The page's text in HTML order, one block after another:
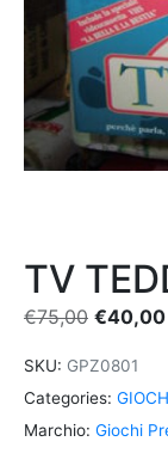
TV
€75,00 €40,00
SKU: GPZ0801
Categories:
Marchio: Giochi